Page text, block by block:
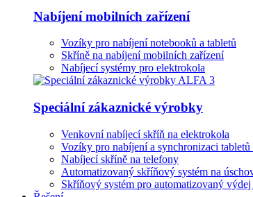
Nabíjení mobilních zařízení
Vozíky pro nabíjení notebooků a tabletů
Skříně na nabíjení mobilních zařízení
Nabíjecí systémy pro elektrokola
Speciální zákaznické výrobky
Venkovní nabíjecí skříň na elektrokola
Vozíky pro nabíjení a synchronizaci tabletů
Nabíjecí skříně na telefony
Automatizovaný skříňový systém na
Skříňový systém pro automatizovaný výdej